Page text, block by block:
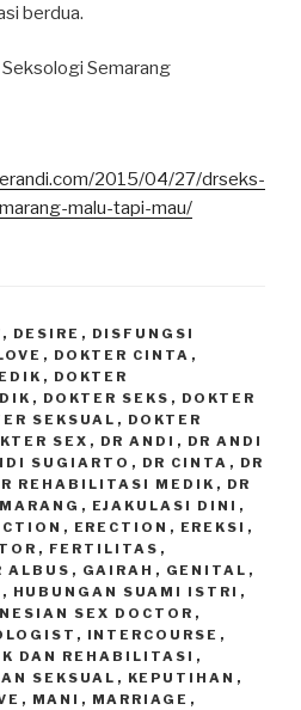
berdua.
Seksologi Semarang
2015/04/27/drseks-
malu-tapi-mau/
, DESIRE , DISFUNGSI
, DOKTER CINTA ,
, DOKTER
, DOKTER SEKS , DOKTER
SEKSUAL , DOKTER
SEX , DR ANDI , DR ANDI
SUGIARTO , DR CINTA , DR
REHABILITASI MEDIK , DR
, EJAKULASI DINI ,
, ERECTION , EREKSI ,
, FERTILITAS ,
ALBUS , GAIRAH , GENITAL ,
, HUBUNGAN SUAMI ISTRI ,
SEX DOCTOR ,
, INTERCOURSE ,
DAN REHABILITASI ,
SEKSUAL , KEPUTIHAN ,
, MANI , MARRIAGE ,